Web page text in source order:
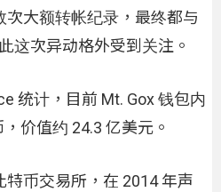
次大额转帐纪录，最终都与
这次异动格外受到关注。
统计，目前 Mt. Gox 钱包内
价值约 24.3 亿美元。
特币交易所，在 2014 年声